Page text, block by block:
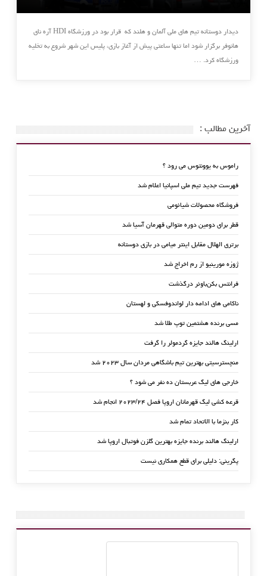
دیدار دوستانه تیم های ملی آلمان و هلند که قرار بود در ورزشگاه ‏HDI‏ آره نای
هانوفر برگزار شود اما تنها ‏ساعتی پیش از آغاز بازی، پلیس این شهر شروع به تخلیه
ورزشگاه کرد.‏ …
آخرین مطالب :
راموس به یوونتوس می رود ؟
فهرست جدید تیم ملی اسپانیا اعلام شد
فروشگاه محصولات شیائومی
قطر برای دومین دوره متوالی قهرمان آسیا شد
برتری الهلال مقابل اینتر میامی در بازی دوستانه
ژوزه مورینیو از رم اخراج شد
فرانتس بکن‌باوئر درگذشت
ناکامی های ادامه دار لواندوفسکی و لهستان
مسی برنده هشتمین توپ طلا شد
ارلینگ هالند جایزه گردمولر را گرفت
منچسترسیتی بهترین تیم باشگاهی مردان سال ۲۰۲۳ شد
خارجی های لیگ عربستان ده نفر می شود ؟
قرعه کشی لیگ قهرمانان اروپا فصل ۲۰۲۳/۲۴ انجام شد
کار بنزما با الاتحاد تمام شد
ارلینگ هالند برنده جایزه بهترین گلزن فوتبال اروپا شد
پگرینی: دلیلی برای قطع همکاری نیست